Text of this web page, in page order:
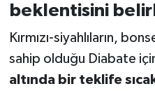
beklentisini
Kırmızı-siyahlıların,
sahip olduğu Diabate
altında bir teklife